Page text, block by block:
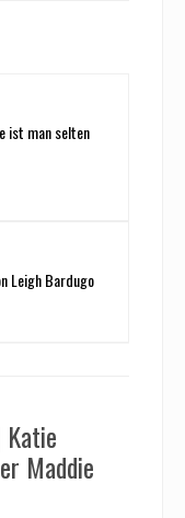
ist man selten
Leigh Bardugo
Katie
Maddie